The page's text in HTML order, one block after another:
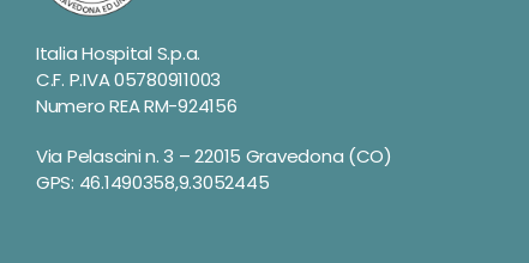
Italia Hospital S.p.a.
C.F. P.IVA 05780911003
Numero REA RM-924156
Via Pelascini n. 3 – 22015 Gravedona (CO)
GPS: 46.1490358,9.3052445